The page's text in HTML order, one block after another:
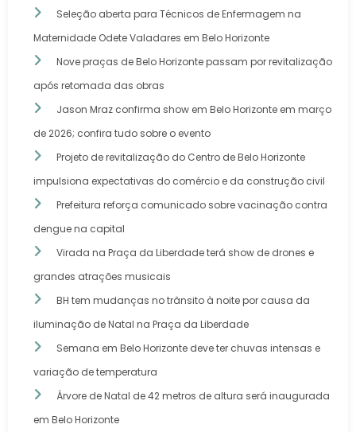
Seleção aberta para Técnicos de Enfermagem na
Maternidade Odete Valadares em Belo Horizonte
Nove praças de Belo Horizonte passam por revitalização
após retomada das obras
Jason Mraz confirma show em Belo Horizonte em março
de 2026; confira tudo sobre o evento
Projeto de revitalização do Centro de Belo Horizonte
impulsiona expectativas do comércio e da construção civil
Prefeitura reforça comunicado sobre vacinação contra
dengue na capital
Virada na Praça da Liberdade terá show de drones e
grandes atrações musicais
BH tem mudanças no trânsito à noite por causa da
iluminação de Natal na Praça da Liberdade
Semana em Belo Horizonte deve ter chuvas intensas e
variação de temperatura
Árvore de Natal de 42 metros de altura será inaugurada
em Belo Horizonte